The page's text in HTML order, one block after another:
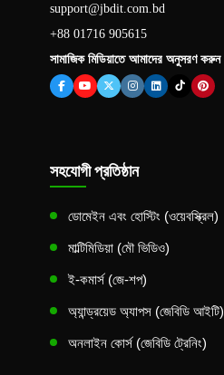
support@jbdit.com.bd
+88 01716 905615
সামাজিক মিডিয়াতে আমাদের অনুসরণ করুন
সহযোগী প্রতিষ্ঠান
ডোমেইন এবং হোস্টিং (ওয়েবস্ক্রিল)
মাল্টিমিডিয়া (মৌ ভিডিও)
ই-কমার্স (জে-শপ)
অ্যান্ড্রয়েড অ্যাপস (জেবিডি আইটি)
অনলাইন কোর্স (জেবিডি ট্রেনিং)